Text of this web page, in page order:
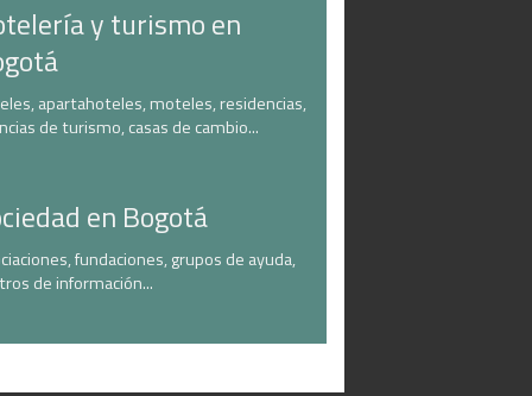
y turismo en
apartahoteles, moteles, residencias,
de turismo, casas de cambio...
en Bogotá
fundaciones, grupos de ayuda,
de información...